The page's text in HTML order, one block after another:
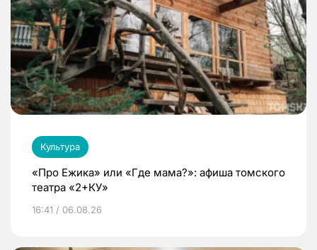
Культура
«Про Ежика» или «Где мама?»: афиша томского
театра «2+КУ»
16:41 / 06.08.26